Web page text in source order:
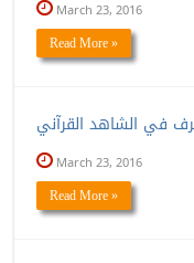
March 23, 2016
Read More »
March 23, 2016
Read More »